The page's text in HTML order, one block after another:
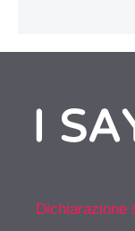
Dichiarazione